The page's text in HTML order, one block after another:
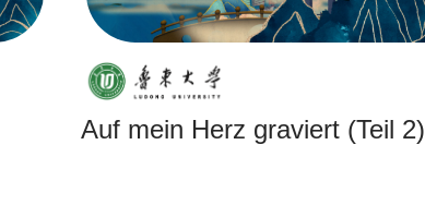
Auf mein Herz graviert (Teil 2)